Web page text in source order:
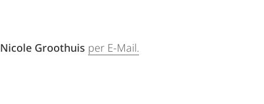
Nicole Groothuis per E-Mail.